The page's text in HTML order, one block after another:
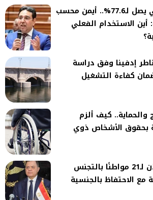
الشمول المالي يصل لـ77.6%.. أيمن محسب
الاستخدام الفعلي
إدفينا وفق دراسة
كفاءة التشغيل
والحماية.. كيف ألزم
بحقوق الأشخاص ذوي
«الداخلية» تأذن لـ21 مواطنًا بالتجنس
مع الاحتفاظ بالجنسية